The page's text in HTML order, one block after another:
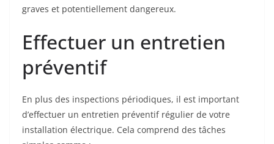
graves et potentiellement dangereux.
Effectuer un entretien
préventif
En plus des inspections périodiques, il est important
d’effectuer un entretien préventif régulier de votre
installation électrique. Cela comprend des tâches